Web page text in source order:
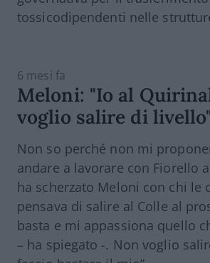
tossicodipendenti nelle
6 mesi fa
Meloni: "Io al
voglio salire di
Non so perché non mi
andare a lavorare con Fiorello
ha scherzato Meloni con chi le
pensava di salire al Colle al
basta e mi appassiona quello
– ha spiegato -. Non voglio